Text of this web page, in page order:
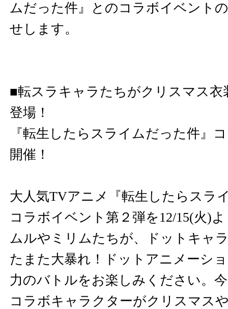
ムだった件』とのコラボイベント
せします。
■転スラキャラたちがクリスマス衣
登場！
『転生したらスライムだった件』
開催！
大人気TVアニメ『転生したらスラ
コラボイベント第２弾を12/15(火)
ムルやミリムたちが、ドットキャ
たまた大暴れ！ドットアニメーシ
力のバトルをお楽しみください。
コラボキャラクターがクリスマス